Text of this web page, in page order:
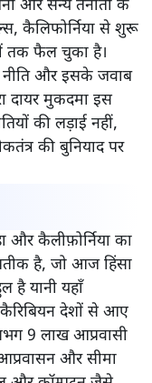
जानिए इस
संयुक्त राज्य
रहा है। आप्रवासन
राजनीति में विवाद
और सैन्य तैनाती के
कैलिफोर्निया से शुरू
तक फैल चुका है।
नीति और इसके जवाब
दायर मुकदमा इस
की लड़ाई नहीं,
की बुनियाद पर